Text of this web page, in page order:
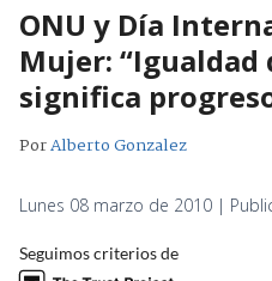
ONU y Día
Mujer: “Igualdad
significa
PorAlberto Gonzalez
Lunes 08 marzo de 2010 |
Seguimos criterios de